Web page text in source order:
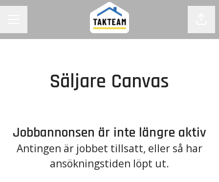
Säljare Canvas
Jobbannonsen är inte längre aktiv
Antingen är jobbet tillsatt, eller så har
ansökningstiden löpt ut.